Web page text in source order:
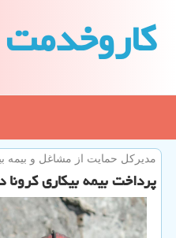
كاروخدمت
مدیركل حمایت از مشاغل و بیمه
پرداخت بیمه بیكاری